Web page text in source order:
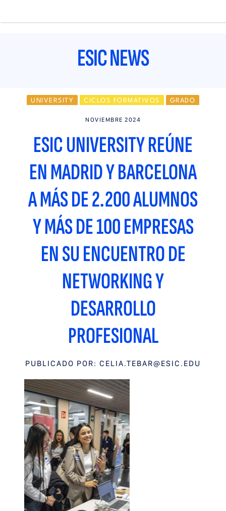
contenido
ESIC NEWS
UNIVERSITY CICLOS FORMATIVOS GRADO
NOVIEMBRE 2024
ESIC UNIVERSITY REÚNE
EN MADRID Y BARCELONA
A MÁS DE 2.200 ALUMNOS
Y MÁS DE 100 EMPRESAS
EN SU ENCUENTRO DE
NETWORKING Y
DESARROLLO
PROFESIONAL
PUBLICADO POR: CELIA.TEBAR@ESIC.EDU